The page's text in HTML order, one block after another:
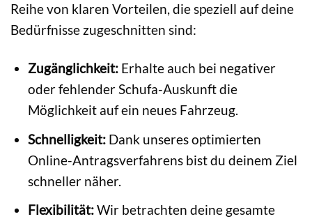
Reihe von klaren Vorteilen, die speziell auf deine
Bedürfnisse zugeschnitten sind:
Zugänglichkeit:Erhalte auch bei negativer
oder fehlender Schufa-Auskunft die
Möglichkeit auf ein neues Fahrzeug.
Schnelligkeit:Dank unseres optimierten
Online-Antragsverfahrens bist du deinem Ziel
schneller näher.
Flexibilität:Wir betrachten deine gesamte